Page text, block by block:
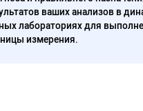
ваших анализов в
лабораториях для
измерения.